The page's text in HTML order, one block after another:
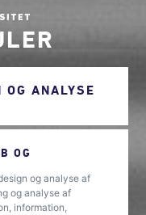
OG ANALYSE
OG
og analyse af
og analyse af
information,